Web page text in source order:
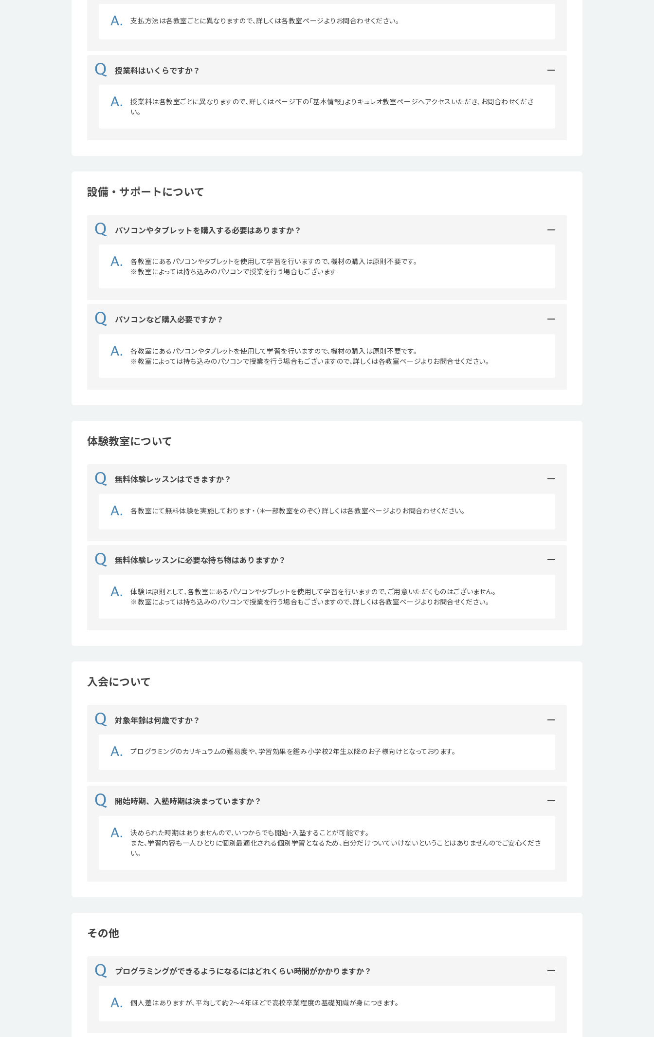
支払方法は各教室ごとに異なりますので、詳しくは各教室ページよりお問合わせください。
授業料はいくらですか？
授業料は各教室ごとに異なりますので、詳しくはページ下の「基本情報」よりキュレオ教室ページへアクセスいただき、お問合わせくださ
い。
設備・サポートについて
パソコンやタブレットを購入する必要はありますか？
各教室にあるパソコンやタブレットを使用して学習を行いますので、機材の購入は原則不要です。
※教室によっては持ち込みのパソコンで授業を行う場合もございます
パソコンなど購入必要ですか？
各教室にあるパソコンやタブレットを使用して学習を行いますので、機材の購入は原則不要です。
※教室によっては持ち込みのパソコンで授業を行う場合もございますので、詳しくは各教室ページよりお問合せください。
体験教室について
無料体験レッスンはできますか？
各教室にて無料体験を実施しております・（＊一部教室をのぞく）詳しくは各教室ページよりお問合わせください。
無料体験レッスンに必要な持ち物はありますか？
体験は原則として、各教室にあるパソコンやタブレットを使用して学習を行いますので、ご用意いただくものはございません。
※教室によっては持ち込みのパソコンで授業を行う場合もございますので、詳しくは各教室ページよりお問合せください。
入会について
対象年齢は何歳ですか？
プログラミングのカリキュラムの難易度や、学習効果を鑑み小学校2年生以降のお子様向けとなっております。
開始時期、入塾時期は決まっていますか？
決められた時期はありませんので、いつからでも開始・入塾することが可能です。
また、学習内容も一人ひとりに個別最適化される個別学習となるため、自分だけついていけないということはありませんのでご安心くださ
い。
その他
プログラミングができるようになるにはどれくらい時間がかかりますか？
個人差はありますが、平均して約2～4年ほどで高校卒業程度の基礎知識が身につきます。